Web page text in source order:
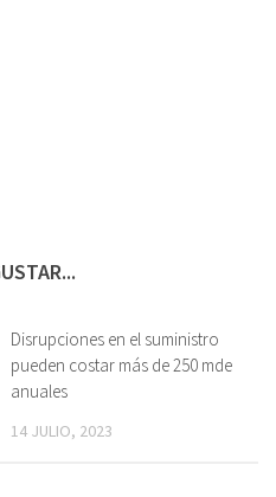
Disrupciones en el suministro
pueden costar más de 250 mde
anuales
14 JULIO, 2023